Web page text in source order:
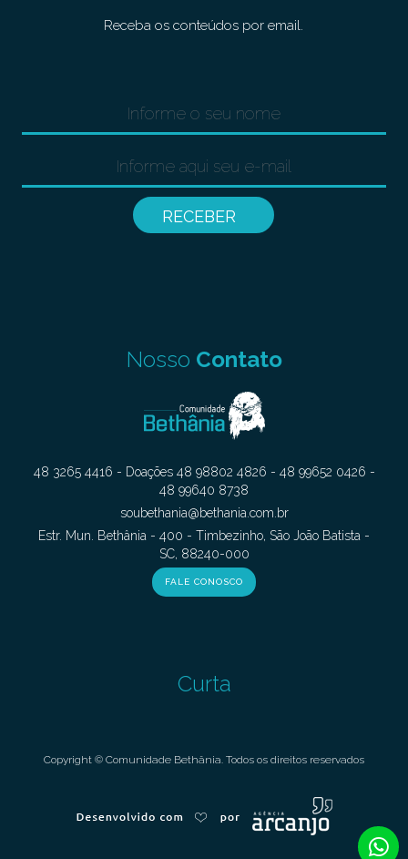
Receba os conteúdos por email.
Nosso Contato
48 3265 4416 - Doações 48 98802 4826 - 48 99652 0426 -
48 99640 8738
soubethania@bethania.com.br
Estr. Mun. Bethânia - 400 - Timbezinho, São João Batista -
SC, 88240-000
FALE CONOSCO
Curta
Copyright © Comunidade Bethânia. Todos os direitos reservados